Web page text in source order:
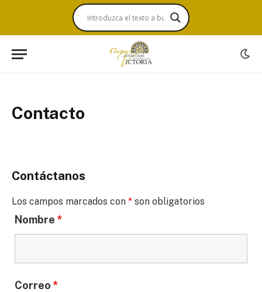
Contacto
Contáctanos
Los campos marcados con * son obligatorios
Nombre *
Correo *